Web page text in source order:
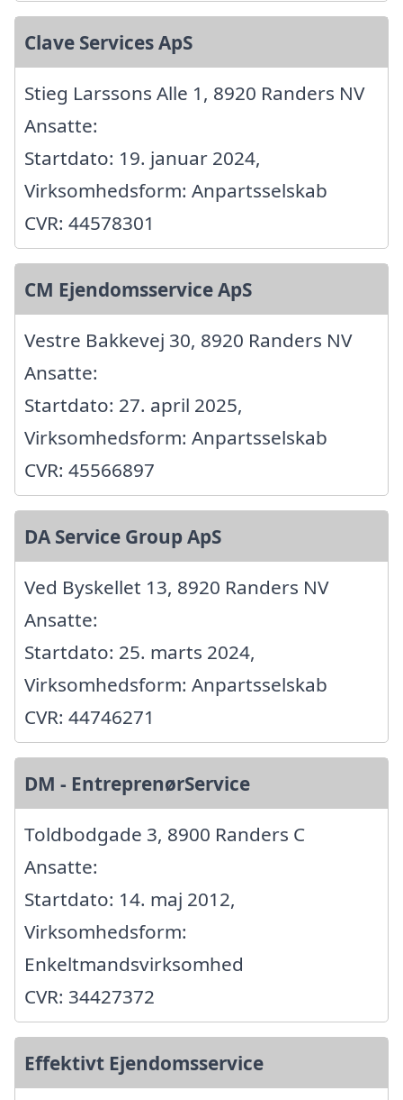
Clave Services ApS
Stieg Larssons Alle 1, 8920 Randers NV
Ansatte:
Startdato: 19. januar 2024,
Virksomhedsform: Anpartsselskab
CVR: 44578301
CM Ejendomsservice ApS
Vestre Bakkevej 30, 8920 Randers NV
Ansatte:
Startdato: 27. april 2025,
Virksomhedsform: Anpartsselskab
CVR: 45566897
DA Service Group ApS
Ved Byskellet 13, 8920 Randers NV
Ansatte:
Startdato: 25. marts 2024,
Virksomhedsform: Anpartsselskab
CVR: 44746271
DM - EntreprenørService
Toldbodgade 3, 8900 Randers C
Ansatte:
Startdato: 14. maj 2012,
Virksomhedsform:
Enkeltmandsvirksomhed
CVR: 34427372
Effektivt Ejendomsservice